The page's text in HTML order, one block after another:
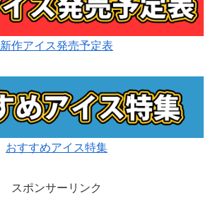
新作アイス発売予定表
おすすめアイス特集
スポンサーリンク